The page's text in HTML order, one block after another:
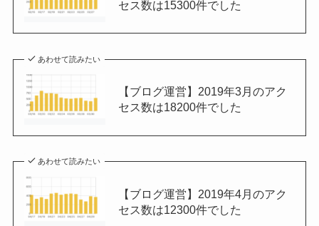
セス数は15300件でした
あわせて読みたい
【ブログ運営】2019年3月のアク
セス数は18200件でした
あわせて読みたい
【ブログ運営】2019年4月のアク
セス数は12300件でした